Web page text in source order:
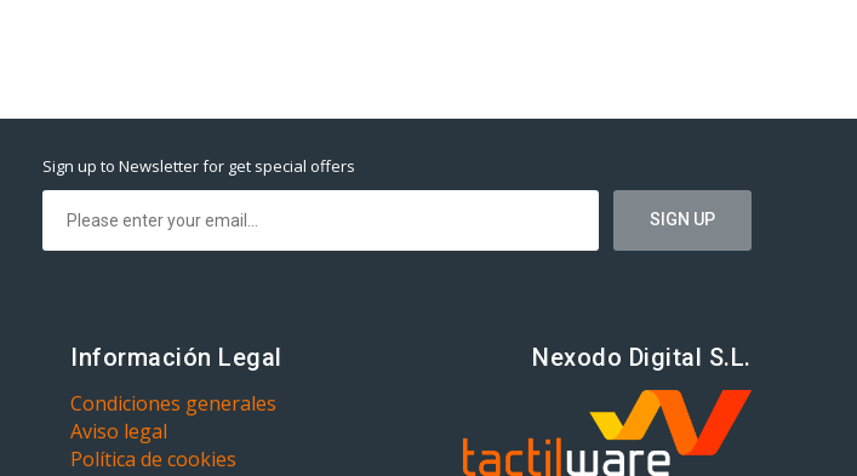
Sign up to Newsletter for get special offers
Información Legal
Condiciones generales
Aviso legal
Política de cookies
Nexodo Digital S.L.